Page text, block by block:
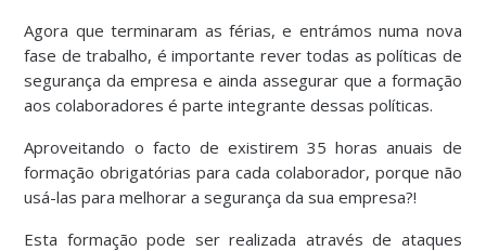
Agora que terminaram as férias, e entrámos numa nova
fase de trabalho, é importante rever todas as políticas de
segurança da empresa e ainda assegurar que a formação
aos colaboradores é parte integrante dessas políticas.
Aproveitando o facto de existirem 35 horas anuais de
formação obrigatórias para cada colaborador, porque não
usá-las para melhorar a segurança da sua empresa?!
Esta formação pode ser realizada através de ataques